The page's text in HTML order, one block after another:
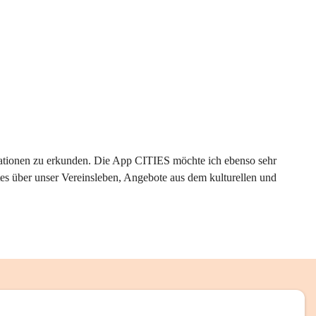
zu erkunden. Die App CITIES möchte ich ebenso sehr
über unser Vereinsleben, Angebote aus dem kulturellen und